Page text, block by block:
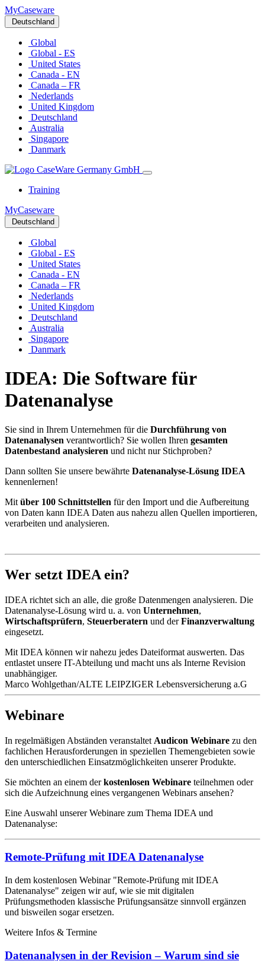
MyCaseware
Deutschland
Global
Global - ES
United States
Canada - EN
Canada – FR
Nederlands
United Kingdom
Deutschland
Australia
Singapore
Danmark
Training
MyCaseware
Deutschland
Global
Global - ES
United States
Canada - EN
Canada – FR
Nederlands
United Kingdom
Deutschland
Australia
Singapore
Danmark
IDEA: Die Software für
Datenanalyse
Sie sind in Ihrem Unternehmen für die Durchführung von
Datenanalysen verantwortlich? Sie wollen Ihren gesamten
Datenbestand analysieren und nicht nur Stichproben?
Dann sollten Sie unsere bewährte Datenanalyse-Lösung IDEA
kennenlernen!
Mit über 100 Schnittstellen für den Import und die Aufbereitung
von Daten kann IDEA Daten aus nahezu allen Quellen importieren,
verarbeiten und analysieren.
Wer setzt IDEA ein?
IDEA richtet sich an alle, die große Datenmengen analysieren. Die
Datenanalyse-Lösung wird u. a. von Unternehmen,
Wirtschaftsprüfern, Steuerberatern und derFinanzverwaltung
eingesetzt.
Mit IDEA können wir nahezu jedes Dateiformat auswerten. Das
entlastet unsere IT-Abteilung und macht uns als Interne Revision
unabhängiger.
Marco Wohlgethan/ALTE LEIPZIGER Lebensversicherung a.G
Webinare
In regelmäßigen Abständen veranstaltet Audicon Webinare zu den
fachlichen Herausforderungen in speziellen Themengebieten sowie
den unterschiedlichen Einsatzmöglichkeiten unserer Produkte.
Sie möchten an einem derkostenlosen Webinare teilnehmen oder
sich die Aufzeichnung eines vergangenen Webinars ansehen?
Eine Auswahl unserer Webinare zum Thema IDEA und
Datenanalyse:
Remote-Prüfung mit IDEA Datenanalyse
In dem kostenlosen Webinar "Remote-Prüfung mit IDEA
Datenanalyse" zeigen wir auf, wie sie mit digitalen
Prüfungsmethoden klassische Prüfungsansätze sinnvoll ergänzen
und bisweilen sogar ersetzen.
Weitere Infos & Termine
Datenanalysen in der Revision – Warum sind sie